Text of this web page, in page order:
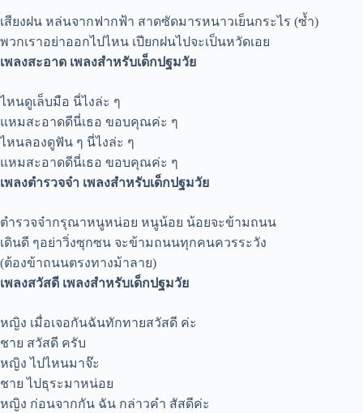
เสียงฝน หล่นจากฟากฟ้า สาดซัดมารหนาวเย็นกระไร (ซ้ำ)
พวกเราอย่าออกไปไหน เปียกฝนไปจะเป็นหวัดเอย
เพลงสะอาด เพลงสำหรับเด็กปฐมวัย
ไหนดูเล็บมือ นี่ไงล่ะ ๆ
แหมสะอาดดีนี่เธอ ขอบคุณค่ะ ๆ
ไหนลองดูฟัน ๆ นี่ไงล่ะ ๆ
แหมสะอาดดีนี่เธอ ขอบคุณค่ะ ๆ
เพลงตำรวจจ๋า เพลงสำหรับเด็กปฐมวัย
ตำรวจจ๋ากรุณาหนูหน่อย หนูน้อย น้อยจะข้ามถนน
เดินดี ๆอย่าวิ่งซุกซน จะข้ามถนนทุกคนควรระวัง
(ต้องข้าถนนตรงทางม้าลาย)
เพลงสวัสดี เพลงสำหรับเด็กปฐมวัย
หญิง เมื่อเจอกันฉันทักทายสวัสดี ค่ะ
ชาย สวัสดี ครับ
หญิง ไปไหนมาจ๊ะ
ชาย ไปธุระมาหน่อย
หญิง ก่อนจากกัน ฉัน กล่าวคำ สัสดีค่ะ